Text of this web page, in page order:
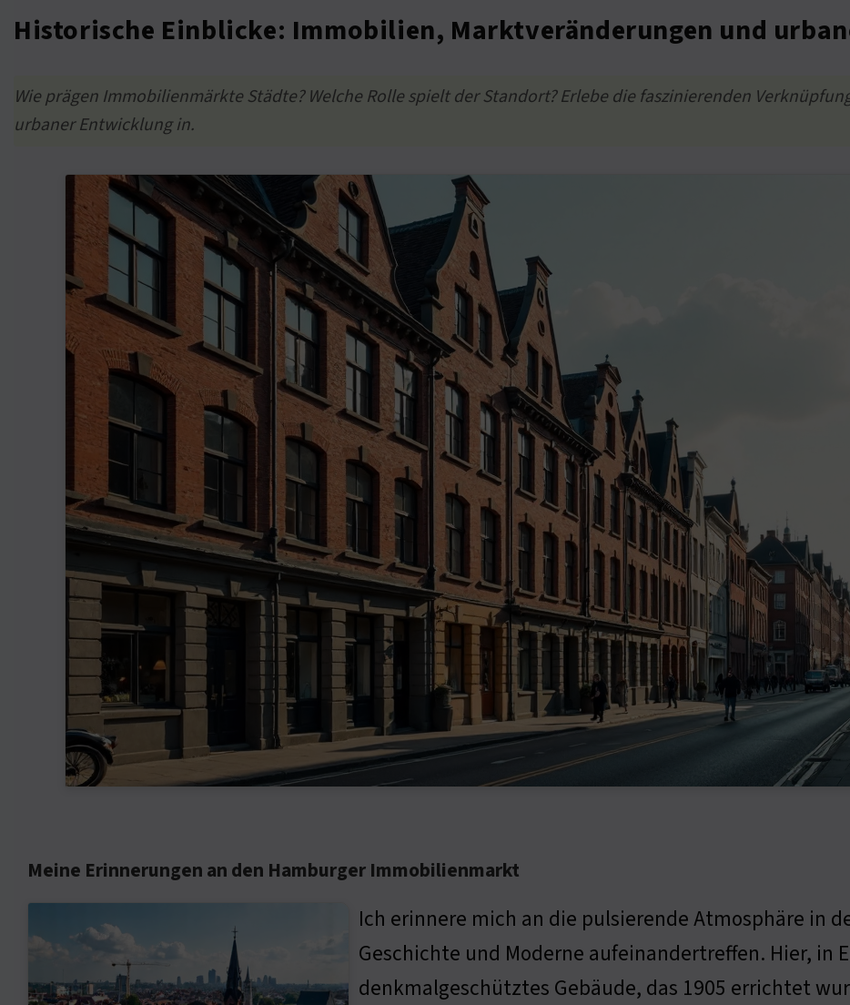
Historische Einblicke: Immobilien, Marktveränderungen und
Wie prägen Immobilienmärkte Städte? Welche Rolle spielt der Standort? Erlebe die faszinierenden
urbaner Entwicklung in.
Meine Erinnerungen an den Hamburger Immobilienmarkt
Ich erinnere mich an die pulsierende Atmosphäre in
Geschichte und Moderne aufeinandertreffen. Hier, in
denkmalgeschütztes Gebäude, das 1905 errichtet